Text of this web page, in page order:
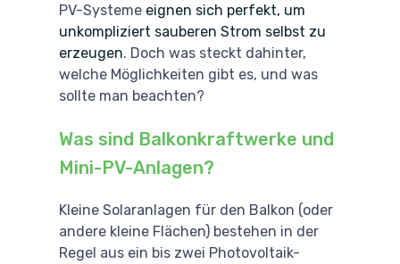
PV-Systeme eignen sich perfekt, um
unkompliziert sauberen Strom selbst zu
erzeugen. Doch was steckt dahinter,
welche Möglichkeiten gibt es, und was
sollte man beachten?
Was sind Balkonkraftwerke und
Mini-PV-Anlagen?
Kleine Solaranlagen für den Balkon (oder
andere kleine Flächen) bestehen in der
Regel aus ein bis zwei Photovoltaik-